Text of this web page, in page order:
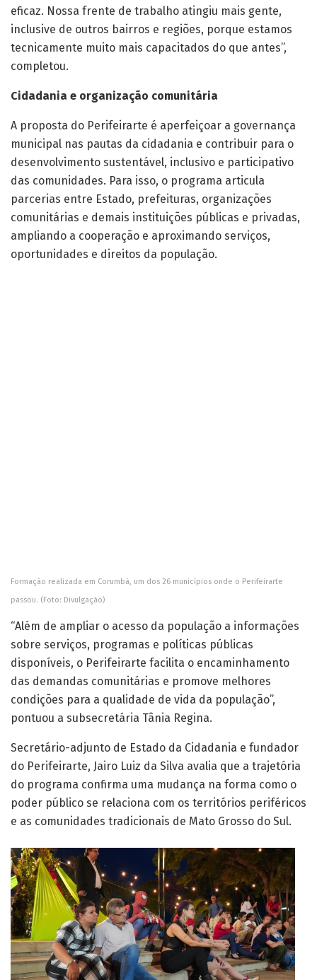
eficaz. Nossa frente de trabalho atingiu mais gente,
inclusive de outros bairros e regiões, porque estamos
tecnicamente muito mais capacitados do que antes”,
completou.
Cidadania e organização comunitária
A proposta do Perifeirarte é aperfeiçoar a governança
municipal nas pautas da cidadania e contribuir para o
desenvolvimento sustentável, inclusivo e participativo
das comunidades. Para isso, o programa articula
parcerias entre Estado, prefeituras, organizações
comunitárias e demais instituições públicas e privadas,
ampliando a cooperação e aproximando serviços,
oportunidades e direitos da população.
disponíveis, o Perifeirarte facilita o encaminhamento
das demandas comunitárias e promove melhores
condições para a qualidade de vida da população”,
pontuou a subsecretária Tânia Regina.
Secretário-adjunto de Estado da Cidadania e fundador
do Perifeirarte, Jairo Luiz da Silva avalia que a trajetória
do programa confirma uma mudança na forma como o
poder público se relaciona com os territórios periféricos
e as comunidades tradicionais de Mato Grosso do Sul.
Encerramento sempre acontece nas feiras livres, com apresentações culturais